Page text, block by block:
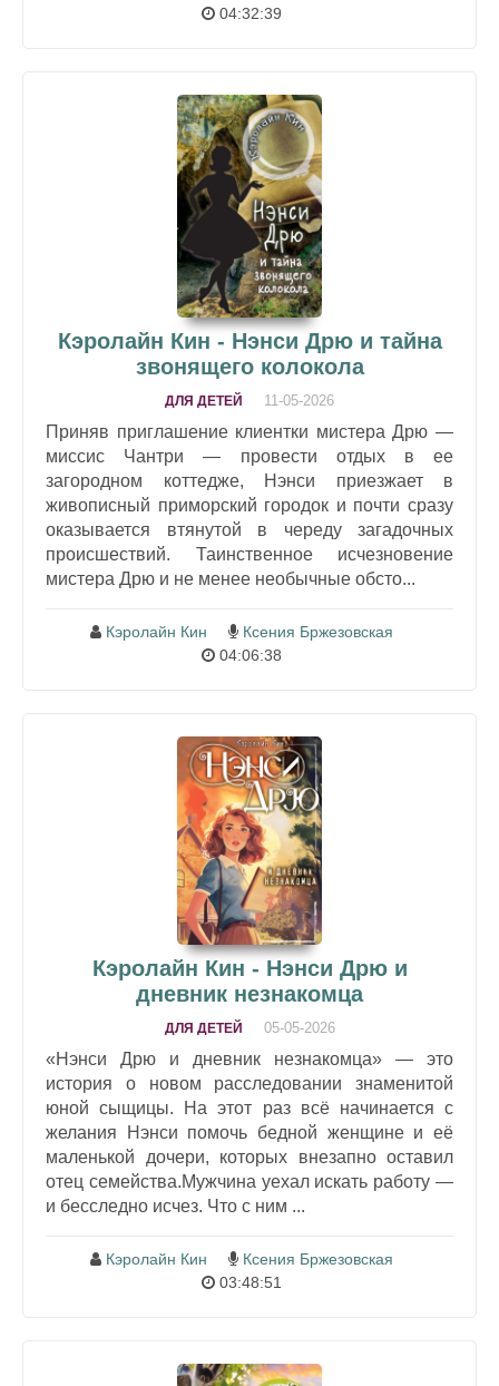
04:32:39
Кэролайн Кин - Нэнси Дрю и тайна
звонящего колокола
ДЛЯ ДЕТЕЙ 11-05-2026
Приняв приглашение клиентки мистера Дрю —
миссис Чантри — провести отдых в ее
загородном коттедже, Нэнси приезжает в
живописный приморский городок и почти сразу
оказывается втянутой в череду загадочных
происшествий. Таинственное исчезновение
мистера Дрю и не менее необычные обсто...
Кэролайн Кин
Ксения Бржезовская
04:06:38
Кэролайн Кин - Нэнси Дрю и
дневник незнакомца
ДЛЯ ДЕТЕЙ 05-05-2026
«Нэнси Дрю и дневник незнакомца» — это
история о новом расследовании знаменитой
юной сыщицы. На этот раз всё начинается с
желания Нэнси помочь бедной женщине и её
маленькой дочери, которых внезапно оставил
отец семейства.Мужчина уехал искать работу —
и бесследно исчез. Что с ним ...
Кэролайн Кин
Ксения Бржезовская
03:48:51